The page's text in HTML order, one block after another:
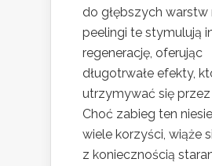
do głębszych warstw
peelingi te stymulują
regenerację, oferując
długotrwałe efekty,
utrzymywać się przez
Choć zabieg ten
wiele korzyści, wiąże
z koniecznością